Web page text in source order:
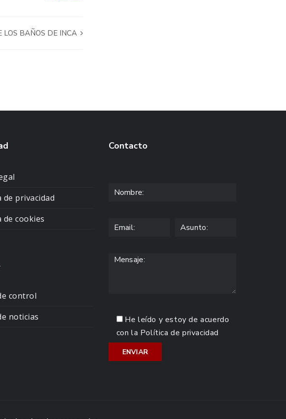
BAÑOS DE INCA
de privacidad
de cookies
control
noticias
Contacto
He leído y estoy de acuerdo
con la Política de privacidad